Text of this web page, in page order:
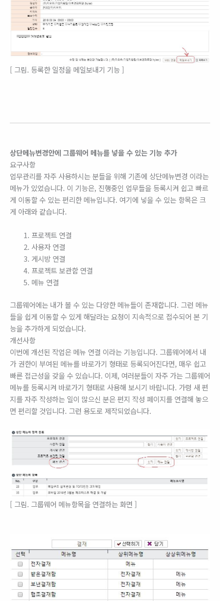
[ 그림. 등록한 일정을 메일보내기 기능 ]
상단메뉴변경안에 그룹웨어 메뉴를 넣을 수 있는 기능 추가
요구사항
업무관리를 자주 사용하시는 분들을 위해 기존에 상단메뉴변경 이라는
메뉴가 있었습니다. 이 기능은, 진행중인 업무들을 등록시켜 쉽고 빠르
게 이동할 수 있는 편리한 메뉴입니다. 여기에 넣을 수 있는 항목은 크
게 아래와 같습니다.
프로젝트 연결
사용자 연결
게시방 연결
프로젝트 보관함 연결
메뉴 연결
그룹웨어에는 내가 볼 수 있는 다양한 메뉴들이 존재합니다. 그런 메뉴
들을 쉽게 이동할 수 있게 해달라는 요청이 지속적으로 접수되어 본 기
능을 추가하게 되었습니다.
개선사항
이번에 개선된 작업은 메뉴 연결 이라는 기능입니다. 그룹웨어에서 내
가 권한이 부여된 메뉴를 바로가기 형태로 등록되어진다면, 매우 쉽고
빠른 접근성을 갖을 수 있습니다. 이제, 여러분들이 자주 가는 그룹웨어
메뉴를 등록시켜 바로가기 형태로 사용해 보시기 바랍니다. 가령 새 편
지를 자주 작성하는 일이 많으신 분은 편지 작성 페이지를 연결해 놓으
면 편리할 것입니다. 그런 용도로 제작되었습니다.
[ 그림. 그룹웨어 메뉴항목을 연결하는 화면 ]